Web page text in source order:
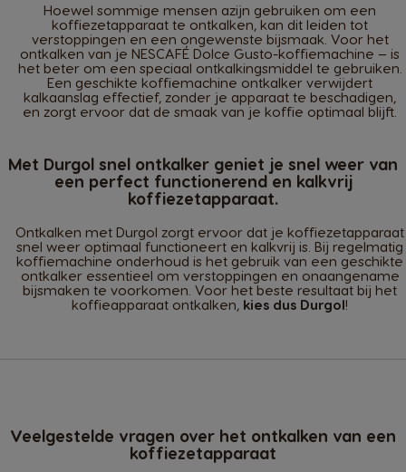
Hoewel sommige mensen azijn gebruiken om een
koffiezetapparaat te ontkalken, kan dit leiden tot
verstoppingen en een ongewenste bijsmaak. Voor het
ontkalken van je NESCAFÉ Dolce Gusto-koffiemachine — is
het beter om een speciaal ontkalkingsmiddel te gebruiken.
Een geschikte koffiemachine ontkalker verwijdert
kalkaanslag effectief, zonder je apparaat te beschadigen,
en zorgt ervoor dat de smaak van je koffie optimaal blijft.
Met Durgol snel ontkalker geniet je snel weer van
een perfect functionerend en kalkvrij
koffiezetapparaat.
Ontkalken met Durgol zorgt ervoor dat je koffiezetapparaat
snel weer optimaal functioneert en kalkvrij is. Bij regelmatig
koffiemachine onderhoud is het gebruik van een geschikte
ontkalker essentieel om verstoppingen en onaangename
bijsmaken te voorkomen. Voor het beste resultaat bij het
koffieapparaat ontkalken, kies dus Durgol!
Veelgestelde vragen over het ontkalken van een
koffiezetapparaat